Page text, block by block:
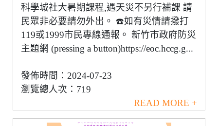
科學城社大暑期課程,遇天災不另行補課 請
民眾非必要請勿外出。 ☎️如有災情請撥打
119或1999市民專線通報。 新竹市政府防災
主題網 (pressing a button)https://eoc.hccg.g...
發佈時間：2024-07-23
瀏覽總人次：719
READ MORE +